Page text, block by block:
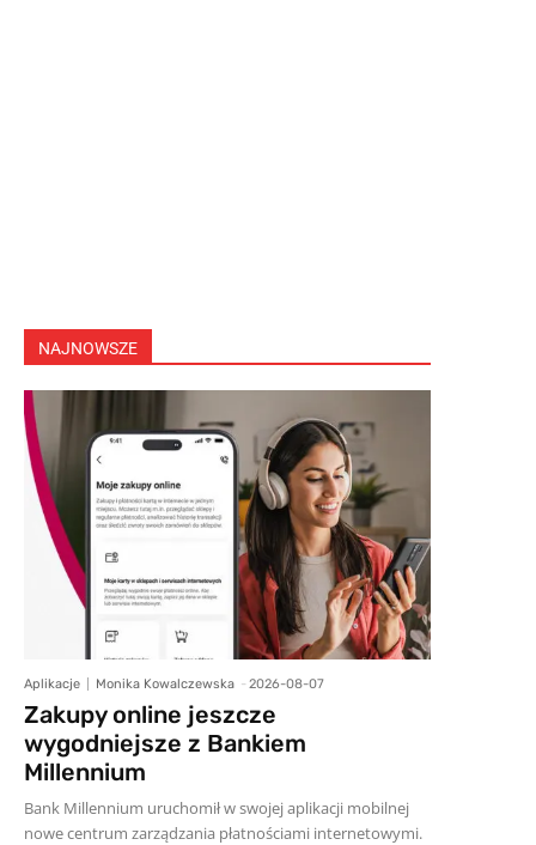
NAJNOWSZE
Aplikacje Monika Kowalczewska - 2026-08-07
Zakupy online jeszcze
wygodniejsze z Bankiem
Millennium
Bank Millennium uruchomił w swojej aplikacji mobilnej
nowe centrum zarządzania płatnościami internetowymi.